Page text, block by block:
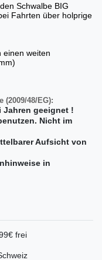
Schwalbe BIG
Fahrten über holprige
einen weiten
48/EG):
Jahren geeignet !
Nicht im
Aufsicht von
in
frei